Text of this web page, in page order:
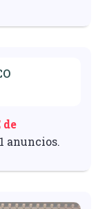
de
anuncios.